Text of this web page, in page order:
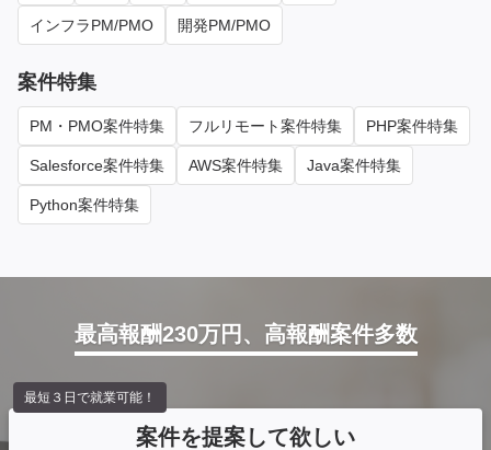
インフラPM/PMO 開発PM/PMO
案件特集
PM・PMO案件特集 フルリモート案件特集 PHP案件特集
Salesforce案件特集 AWS案件特集 Java案件特集
Python案件特集
最高報酬230万円、高報酬案件多数
案件を提案して欲しい
最短３日で就業可能！